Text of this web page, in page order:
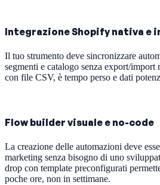
Integrazione Shopify nativa e
Il tuo strumento deve sincronizzare
segmenti e catalogo senza export/import
con file CSV, è tempo perso e dati
Flow builder visuale e no-code
La creazione delle automazioni deve
marketing senza bisogno di uno
drop con template preconfigurati
poche ore, non in settimane.